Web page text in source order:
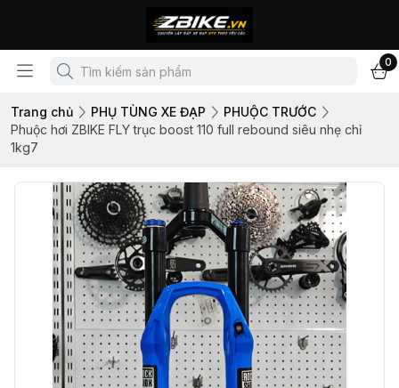
0
Trang chủ PHỤ TÙNG XE ĐẠP
PHUỘC TRƯỚC
Phuộc hơi ZBIKE FLY trục boost 110 full rebound siêu nhẹ chỉ
1kg7